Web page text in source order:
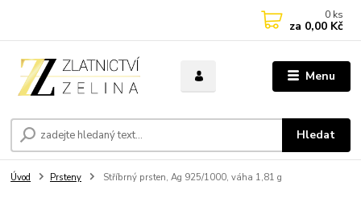
Menu
Hledat
0 ks
za 0,00 Kč
Úvod Prsteny Stříbrný prsten, Ag 925/1000, váha 1,81 g